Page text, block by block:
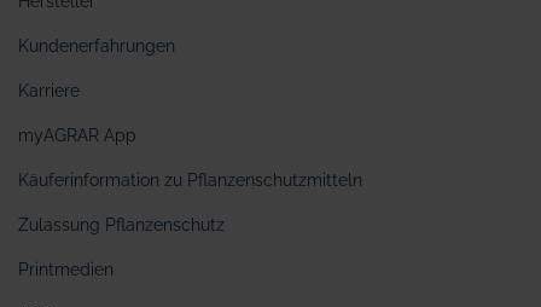
Kundenerfahrungen
Karriere
myAGRAR App
Käuferinformation zu Pflanzenschutzmitteln
Zulassung Pflanzenschutz
Printmedien